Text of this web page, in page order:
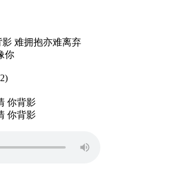
难拥抱亦难离弃
你
你背影
你背影